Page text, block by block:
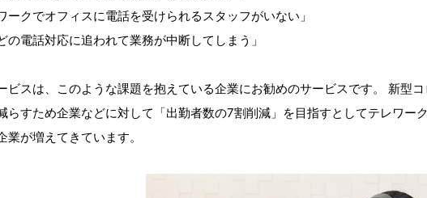
ークでオフィスに電話を受けられるスタッフがいない」
の電話対応に追われて業務が中断してしまう」
ビスは、このような課題を抱えている企業にお勧めのサービスです。 新型
らすため企業などに対して「出勤者数の7割削減」を目指すとしてテレワー
業が増えてきています。